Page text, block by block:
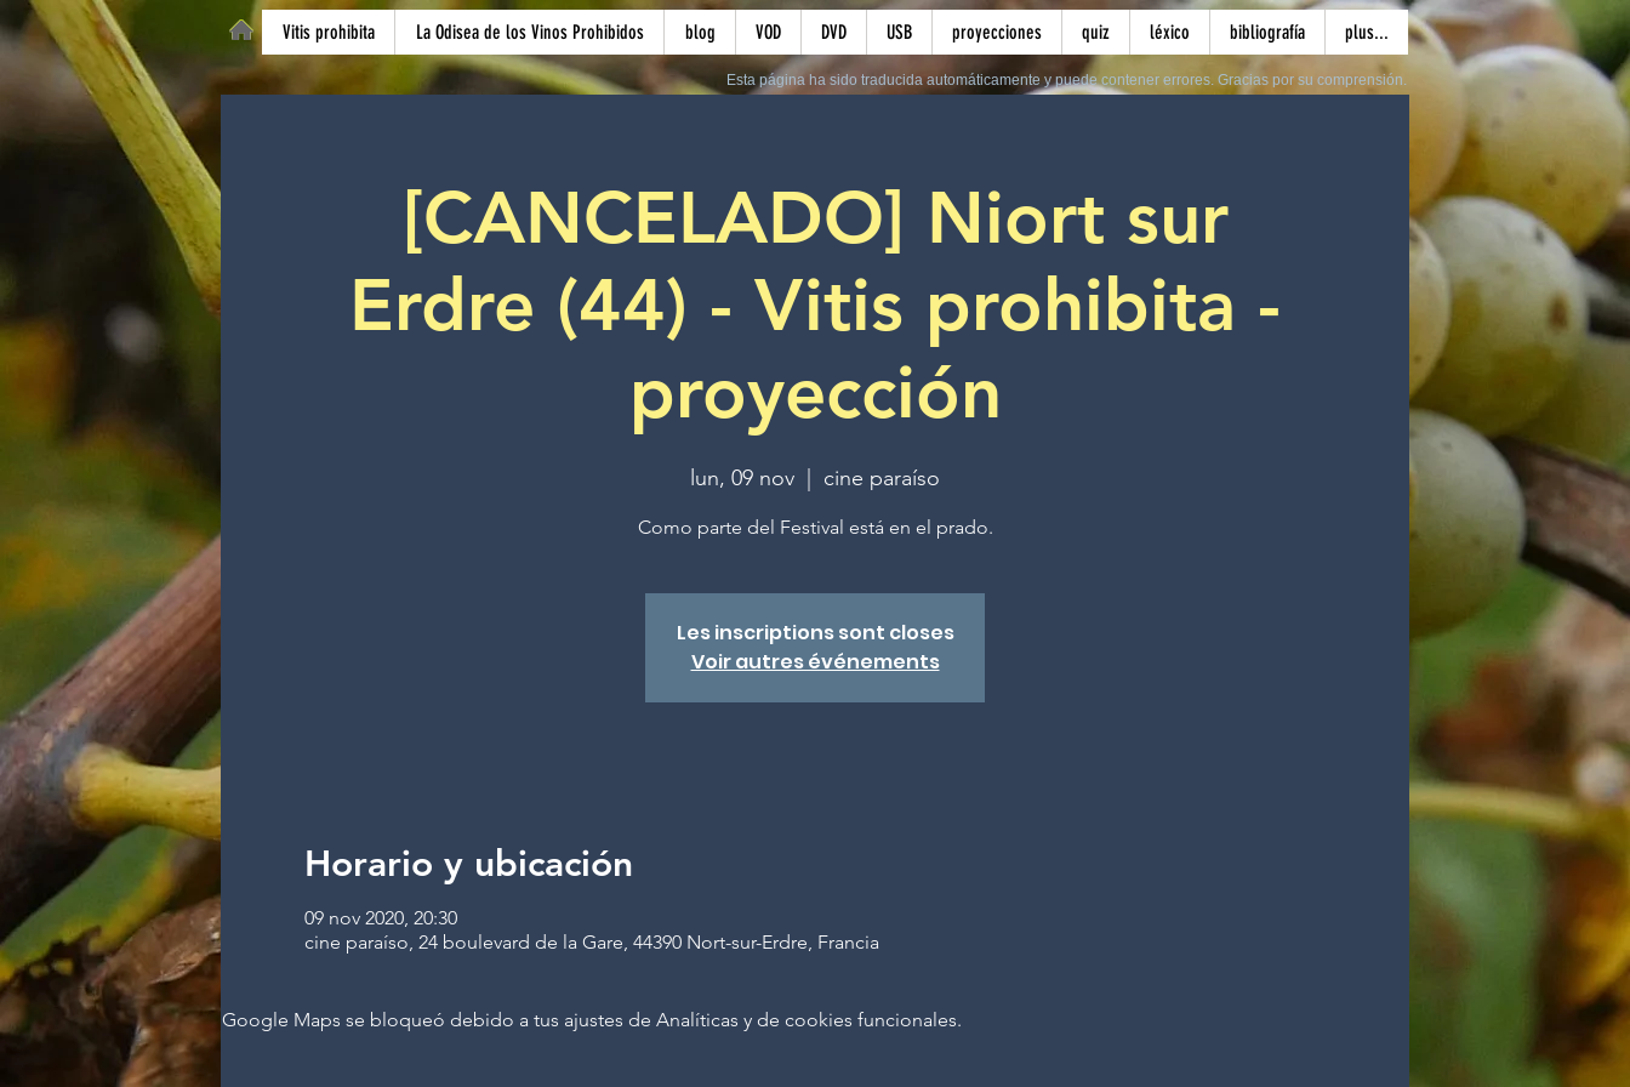
Vitis prohibita La Odisea de los Vinos Prohibidos blog VOD DVD USB proyecciones quiz léxico bibliografía plus...
Esta página ha sido traducida automáticamente y puede contener errores. Gracias por su comprensión.
[CANCELADO] Niort sur
Erdre (44) - Vitis prohibita -
proyección
lun, 09 nov cine paraíso
Como parte del Festival está en el prado.
Les inscriptions sont closes
Voir autres événements
Horario y ubicación
09 nov 2020, 20:30
cine paraíso, 24 boulevard de la Gare, 44390 Nort-sur-Erdre, Francia
Google Maps se bloqueó debido a tus ajustes de Analíticas y de cookies funcionales.